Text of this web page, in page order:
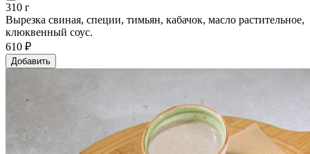
310 г
Вырезка свиная, специи, тимьян, кабачок, масло растительное,
клюквенный соус.
610 ₽
Добавить